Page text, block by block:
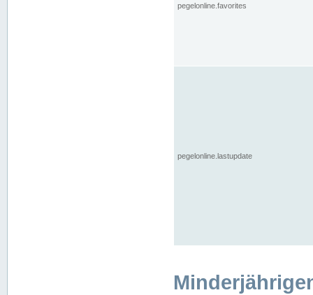
pegelonline.favorites
pegelonline.lastupdate